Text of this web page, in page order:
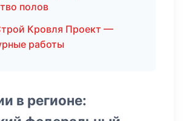
полов
Кровля Проект —
работы
в регионе: